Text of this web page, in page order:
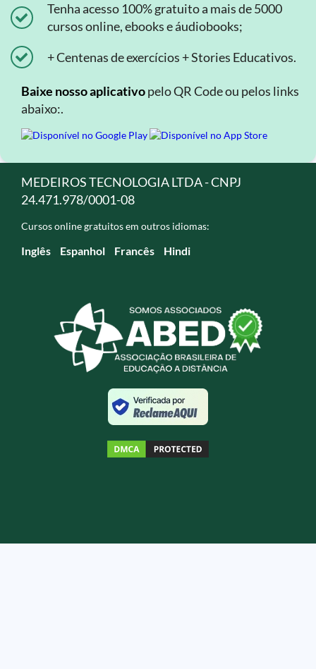
Tenha acesso 100% gratuito a mais de 5000
cursos online, ebooks e áudiobooks;
+ Centenas de exercícios + Stories Educativos.
Baixe nosso aplicativopelo QR Code ou pelos links
abaixo:.
MEDEIROS TECNOLOGIA LTDA - CNPJ
24.471.978/0001-08
Cursos online gratuitos em outros idiomas:
Inglês Espanhol Francês Hindi